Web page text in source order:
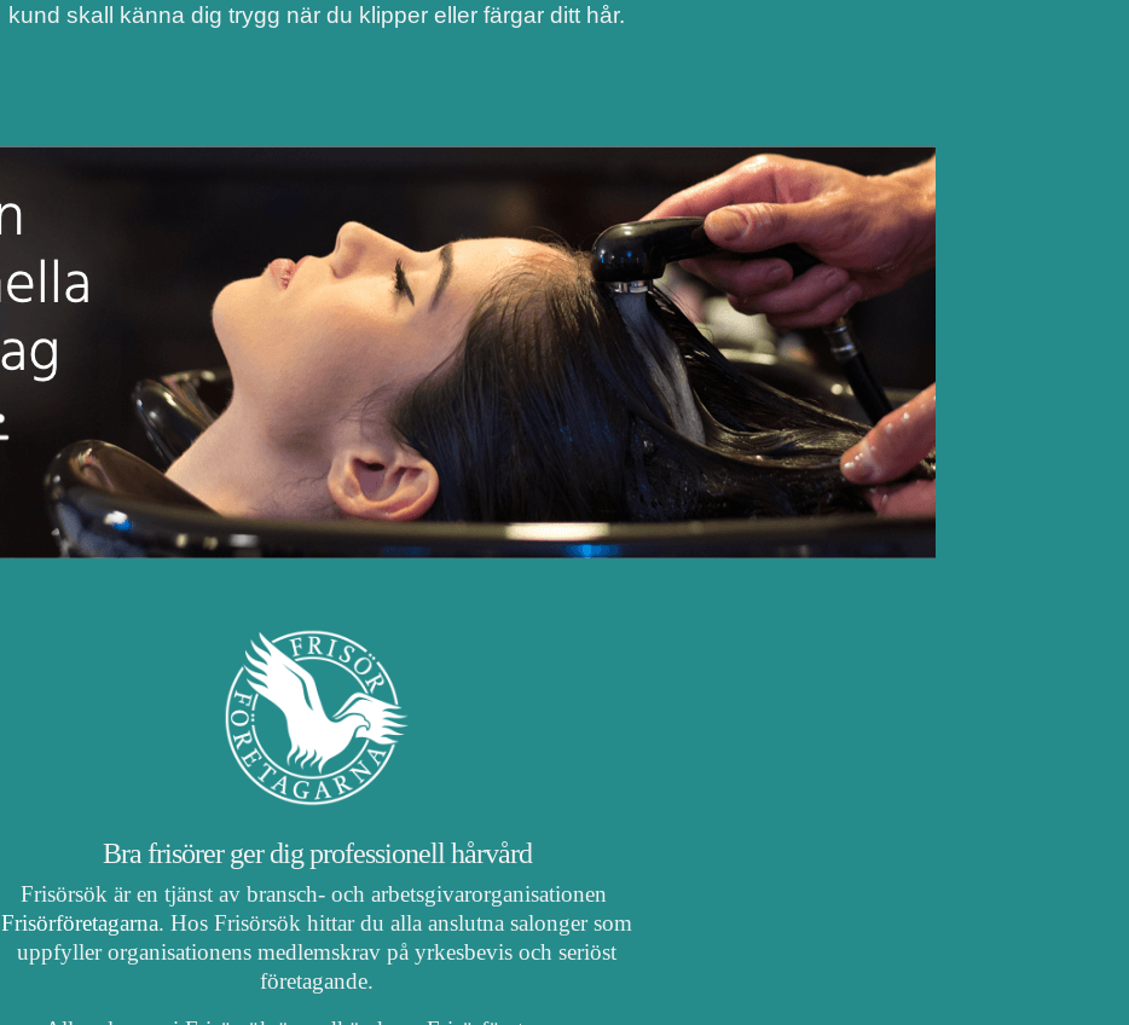
kund skall känna dig trygg när du klipper eller färgar ditt hår.
Bra frisörer ger dig professionell hårvård
Frisörsök är en tjänst av bransch- och arbetsgivarorganisationen
Frisörföretagarna. Hos Frisörsök hittar du alla anslutna salonger som
uppfyller organisationens medlemskrav på yrkesbevis och seriöst
företagande.